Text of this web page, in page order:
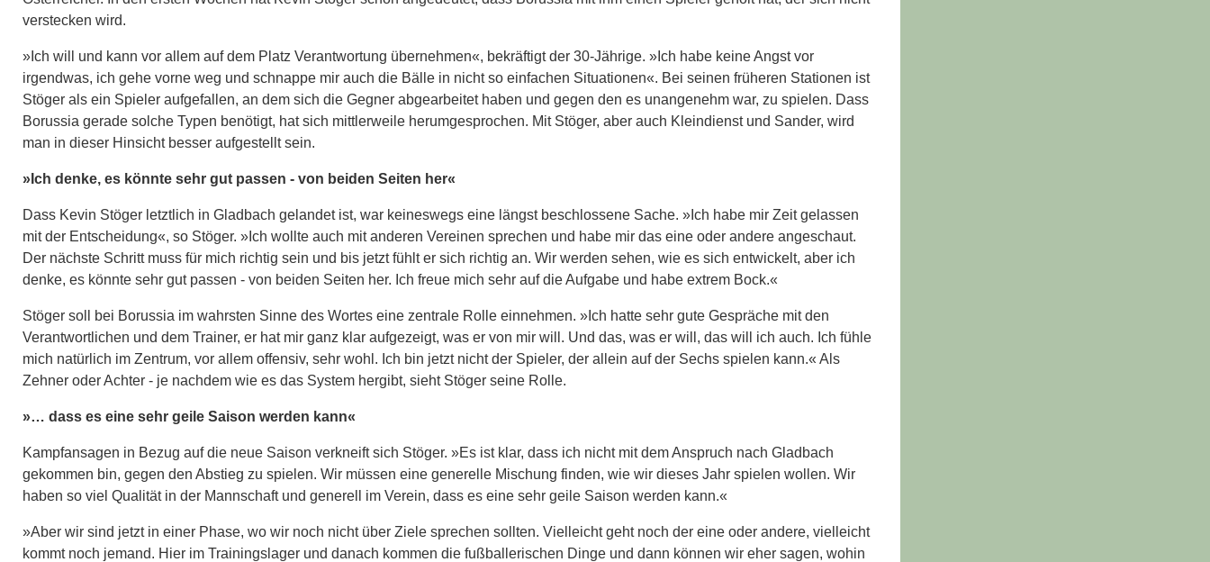
verstecken wird.
»Ich will und kann vor allem auf dem Platz Verantwortung übernehmen«, bekräftigt der 30-Jährige. »Ich habe keine Angst vor
irgendwas, ich gehe vorne weg und schnappe mir auch die Bälle in nicht so einfachen Situationen«. Bei seinen früheren Stationen ist
Stöger als ein Spieler aufgefallen, an dem sich die Gegner abgearbeitet haben und gegen den es unangenehm war, zu spielen. Dass
Borussia gerade solche Typen benötigt, hat sich mittlerweile herumgesprochen. Mit Stöger, aber auch Kleindienst und Sander, wird
man in dieser Hinsicht besser aufgestellt sein.
»Ich denke, es könnte sehr gut passen - von beiden Seiten her«
Dass Kevin Stöger letztlich in Gladbach gelandet ist, war keineswegs eine längst beschlossene Sache. »Ich habe mir Zeit gelassen
mit der Entscheidung«, so Stöger. »Ich wollte auch mit anderen Vereinen sprechen und habe mir das eine oder andere angeschaut.
Der nächste Schritt muss für mich richtig sein und bis jetzt fühlt er sich richtig an. Wir werden sehen, wie es sich entwickelt, aber ich
denke, es könnte sehr gut passen - von beiden Seiten her. Ich freue mich sehr auf die Aufgabe und habe extrem Bock.«
Stöger soll bei Borussia im wahrsten Sinne des Wortes eine zentrale Rolle einnehmen. »Ich hatte sehr gute Gespräche mit den
Verantwortlichen und dem Trainer, er hat mir ganz klar aufgezeigt, was er von mir will. Und das, was er will, das will ich auch. Ich fühle
mich natürlich im Zentrum, vor allem offensiv, sehr wohl. Ich bin jetzt nicht der Spieler, der allein auf der Sechs spielen kann.« Als
Zehner oder Achter - je nachdem wie es das System hergibt, sieht Stöger seine Rolle.
»… dass es eine sehr geile Saison werden kann«
Kampfansagen in Bezug auf die neue Saison verkneift sich Stöger. »Es ist klar, dass ich nicht mit dem Anspruch nach Gladbach
gekommen bin, gegen den Abstieg zu spielen. Wir müssen eine generelle Mischung finden, wie wir dieses Jahr spielen wollen. Wir
haben so viel Qualität in der Mannschaft und generell im Verein, dass es eine sehr geile Saison werden kann.«
»Aber wir sind jetzt in einer Phase, wo wir noch nicht über Ziele sprechen sollten. Vielleicht geht noch der eine oder andere, vielleicht
kommt noch jemand. Hier im Trainingslager und danach kommen die fußballerischen Dinge und dann können wir eher sagen, wohin